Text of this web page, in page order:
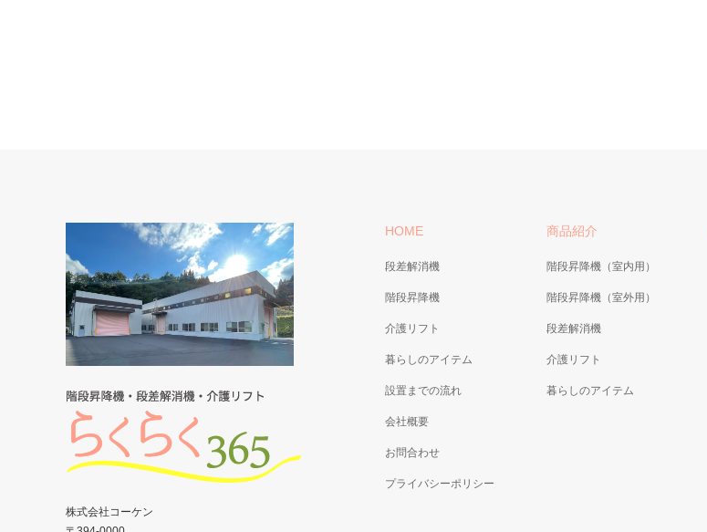
HOME
段差解消機
階段昇降機
介護リフト
暮らしのアイテム
設置までの流れ
会社概要
お問合わせ
プライバシーポリシー
商品紹介
階段昇降機（室内用）
階段昇降機（室外用）
段差解消機
介護リフト
暮らしのアイテム
株式会社コーケン